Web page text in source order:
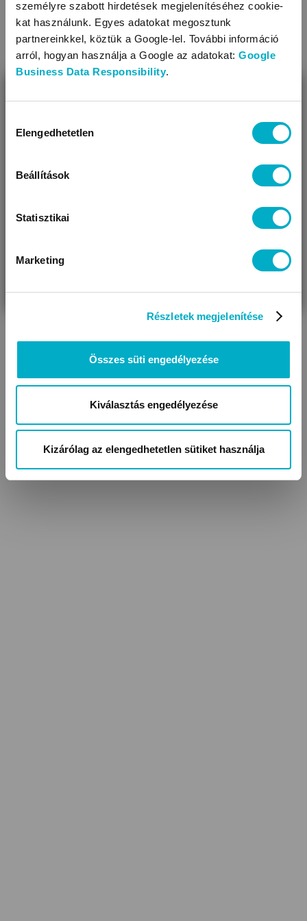
személyre szabott hirdetések megjelenítéséhez cookie-
kat használunk. Egyes adatokat megosztunk
partnereinkkel, köztük a Google-lel. További információ
arról, hogyan használja a Google az adatokat: Google
Business Data Responsibility.
kiválasztása
Elengedhetetlen
Beállítások
Statisztikai
Marketing
Részletek megjelenítése
Összes süti engedélyezése
Kiválasztás engedélyezése
Kizárólag az elengedhetetlen sütiket használja
Color 3.15L/70x
folyékony mosószer
RRP:10 499 Ft
7 190 Ft
2,28 Ft/ml
leírását!
Öblítők, illatgyöngyök
Úgy látjuk, most jársz nálunk először!
VÁRANDÓS
AJÁNDÉKOT